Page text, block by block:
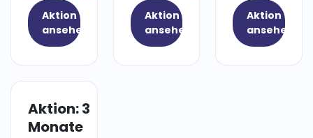
Aktion
ansehen
Aktion
ansehen
Aktion
ansehen
Aktion: 3
Monate